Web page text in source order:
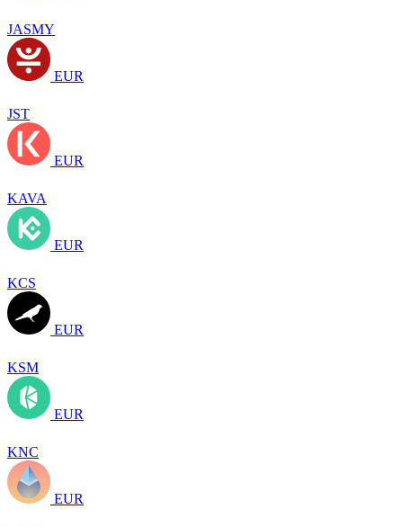
JASMY
EUR
JST
EUR
KAVA
EUR
KCS
EUR
KSM
EUR
KNC
EUR